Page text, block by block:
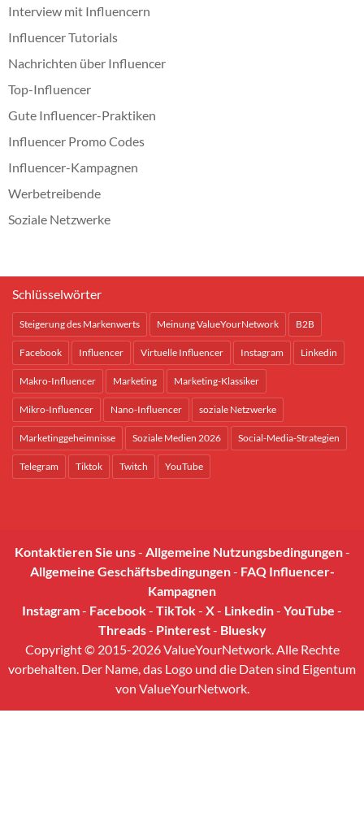
Interview mit Influencern
Influencer Tutorials
Nachrichten über Influencer
Top-Influencer
Gute Influencer-Praktiken
Influencer Promo Codes
Influencer-Kampagnen
Werbetreibende
Soziale Netzwerke
Schlüsselwörter
Steigerung des Markenwerts Meinung ValueYourNetwork B2B
Facebook Influencer Virtuelle Influencer Instagram Linkedin
Makro-Influencer Marketing Marketing-Klassiker
Mikro-Influencer Nano-Influencer soziale Netzwerke
Marketinggeheimnisse Soziale Medien 2026 Social-Media-Strategien
Telegram Tiktok Twitch YouTube
Kontaktieren Sie uns- Allgemeine Nutzungsbedingungen-
Allgemeine Geschäftsbedingungen- FAQ Influencer-
Kampagnen
Instagram- Facebook- TikTok- X- Linkedin- YouTube -
Threads- Pinterest- Bluesky
Copyright © 2015-2026 ValueYourNetwork. Alle Rechte
vorbehalten. Der Name, das Logo und die Daten sind Eigentum
von ValueYourNetwork.